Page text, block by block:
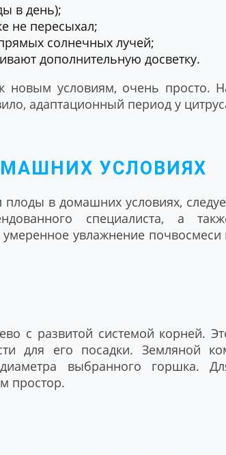
в день);
не пересыхал;
солнечных лучей;
дополнительную досветку.
новым условиям, очень просто.
адаптационный период у
УСЛОВИЯХ
в домашних условиях,
специалиста, а
увлажнение почвосмеси
с развитой системой корней.
для его посадки. Земляной
выбранного горшка.
простор.